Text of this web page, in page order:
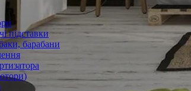
підставки
барабани